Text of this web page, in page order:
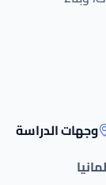
وجهات الدراسة